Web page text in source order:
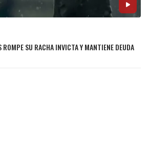
ROMPE SU RACHA INVICTA Y MANTIENE DEUDA